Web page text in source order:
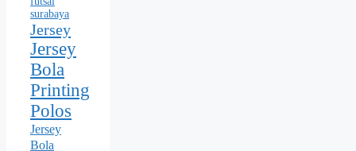
surabaya
Jersey
Jersey
Bola
Printing
Polos
Jersey
Bola